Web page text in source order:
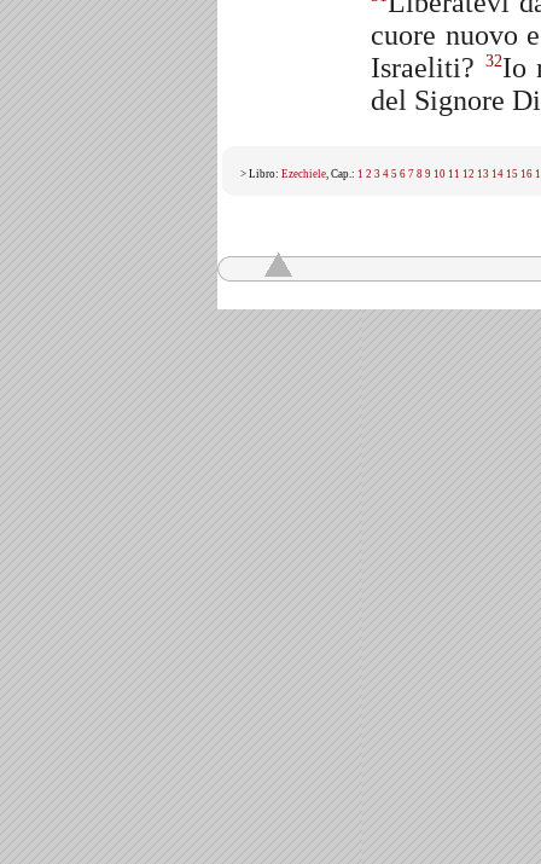
cuore nuovo
Israeliti?
32Io
del Signore
> Libro: Ezechiele, Cap.: 1 2 3 4 5 6 7 8 9 10 11 12 13 14 15 16